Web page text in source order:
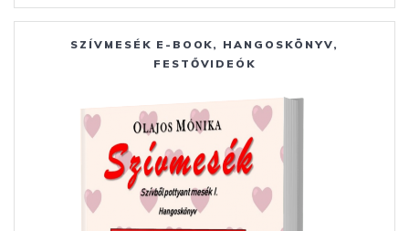
SZÍVMESÉK E-BOOK, HANGOSKÖNYV,
FESTŐVIDEÓK